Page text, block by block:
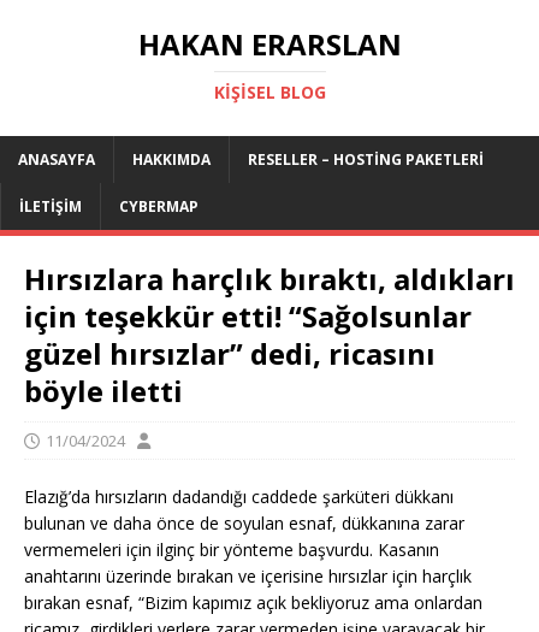
HAKAN ERARSLAN
KIŞISEL BLOG
ANASAYFA HAKKIMDA RESELLER – HOSTING PAKETLERI
İLETIŞIM CYBERMAP
Hırsızlara harçlık bıraktı, aldıkları
için teşekkür etti! “Sağolsunlar
güzel hırsızlar” dedi, ricasını
böyle iletti
11/04/2024
Elazığ’da hırsızların dadandığı caddede şarküteri dükkanı
bulunan ve daha önce de soyulan esnaf, dükkanına zarar
vermemeleri için ilginç bir yönteme başvurdu. Kasanın
anahtarını üzerinde bırakan ve içerisine hırsızlar için harçlık
bırakan esnaf, “Bizim kapımız açık bekliyoruz ama onlardan